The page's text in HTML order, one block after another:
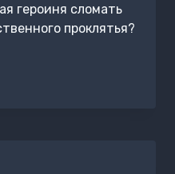
героиня сломать
проклятья?